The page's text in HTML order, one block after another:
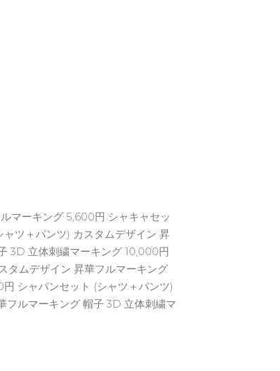
マーキング 5,600円 シャキャセッ
ツ＋パンツ) カスタムデザイン 昇
3D 立体刺繍マーキング 10,000円
タムデザイン 昇華フルマーキング
シャパンセット (シャツ＋パンツ)
フルマーキング 帽子 3D 立体刺繍マ